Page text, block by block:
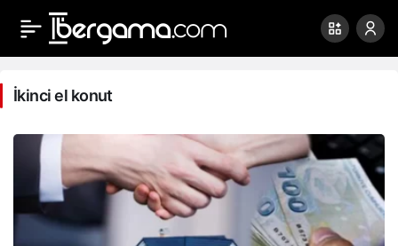
İkinci
el
konut
Haberleri
İkinci el konut